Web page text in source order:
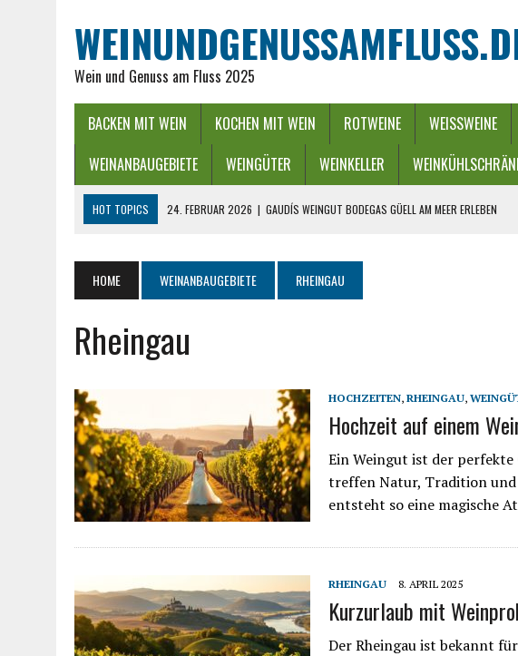
Wein und Genuss am Fluss 2025
BACKEN MIT WEIN KOCHEN MIT WEIN ROTWEINE WEISSWEINE
WEINANBAUGEBIETE
WEINGÜTER WEINKELLER
HOT TOPICS 24. FEBRUAR 2026 | GAUDÍS WEINGUT BODEGAS GÜELL AM MEER ERLEBEN
25. SEPTEMBER 2025 | POWER BEI DER WEINLESE EINFACH ZWISCHENDURCH EINEN ENERGIE-
26. APRIL 2026
HOME WEINANBAUGEBIETE RHEINGAU
Rheingau
HOCHZEITEN, RHEINGAU,
Hochzeit auf einem
Ein Weingut ist der
treffen Natur, Tradition und
entsteht so eine magische
RHEINGAU 8. APRIL 2025
Kurzurlaub mit
Der Rheingau ist bekannt